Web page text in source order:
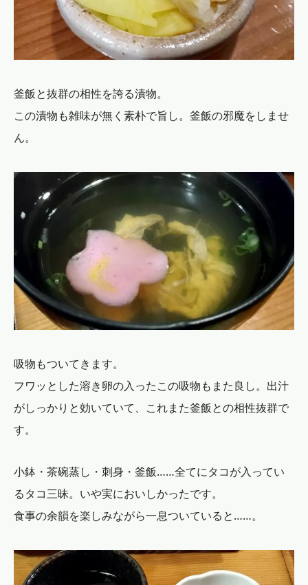
釜飯と抜群の相性を誇る漬物。
この漬物も雑味が無く素朴で旨し。釜飯の邪魔をしませ
ん。
吸物もついてきます。
フワッとした溶き卵の入ったこの吸物もまた良し。出汁
がしっかりと効いていて、これまた釜飯との相性抜群で
す。
小鉢・茶碗蒸し・刺身・釜飯……全てにタコが入ってい
るタコ三昧。いや実においしかったです。
食事の余韻を楽しみながら一息ついていると……。